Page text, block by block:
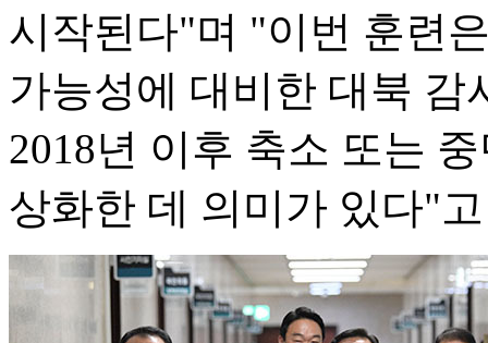
시작된다"며 "이번 훈련
가능성에 대비한 대북 감
2018년 이후 축소 또는
상화한 데 의미가 있다"